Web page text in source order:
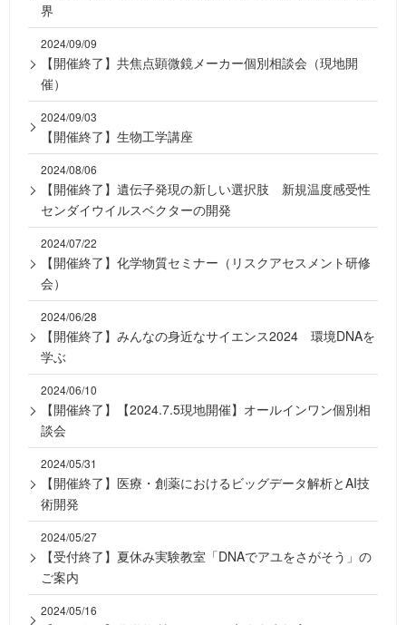
界
2024/09/09
【開催終了】共焦点顕微鏡メーカー個別相談会（現地開
催）
2024/09/03
【開催終了】生物工学講座
2024/08/06
【開催終了】遺伝子発現の新しい選択肢 新規温度感受性
センダイウイルスベクターの開発
2024/07/22
【開催終了】化学物質セミナー（リスクアセスメント研修
会）
2024/06/28
【開催終了】みんなの身近なサイエンス2024 環境DNAを
学ぶ
2024/06/10
【開催終了】【2024.7.5現地開催】オールインワン個別相
談会
2024/05/31
【開催終了】医療・創薬におけるビッグデータ解析とAI技
術開発
2024/05/27
【受付終了】夏休み実験教室「DNAでアユをさがそう」の
ご案内
2024/05/16